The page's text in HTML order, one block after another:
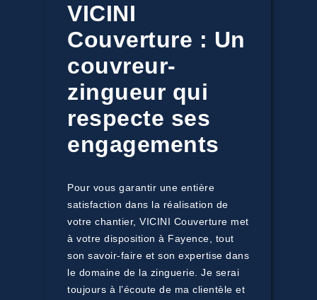
VICINI
Couverture : Un
couvreur-
zingueur qui
respecte ses
engagements
Pour vous garantir une entière
satisfaction dans la réalisation de
votre chantier, VICINI Couverture met
à votre disposition à Fayence, tout
son savoir-faire et son expertise dans
le domaine de la zinguerie. Je serai
toujours à l’écoute de ma clientèle et